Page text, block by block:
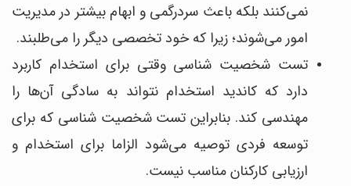
نمی‌کنند بلکه باعث سردرگمی و ابهام بیشتر در مدیریت
امور می‌شوند؛ زیرا که خود تخصصی دیگر را می‌طلبند.
تست شخصیت شناسی وقتی برای استخدام کاربرد
دارد که کاندید استخدام نتواند به سادگی آن‌ها را
مهندسی کند. بنابراین تست شخصیت شناسی که برای
توسعه فردی توصیه می‌شود الزاما برای استخدام و
ارزیابی کارکنان مناسب نیست.